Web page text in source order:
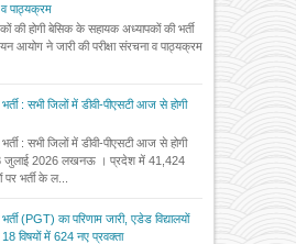
पाठ्यक्रम
की होगी बेसिक के सहायक अध्यापकों की भर्ती
आयोग ने जारी की परीक्षा संरचना व पाठ्यक्रम
भर्ती : सभी जिलों में डीवी-पीएसटी आज से होगी
भर्ती : सभी जिलों में डीवी-पीएसटी आज से होगी
जुलाई 2026 लखनऊ । प्रदेश में 41,424
पर भर्ती के ल...
भर्ती (PGT) का परिणाम जारी, एडेड विद्यालयों
विषयों में 624 नए प्रवक्ता